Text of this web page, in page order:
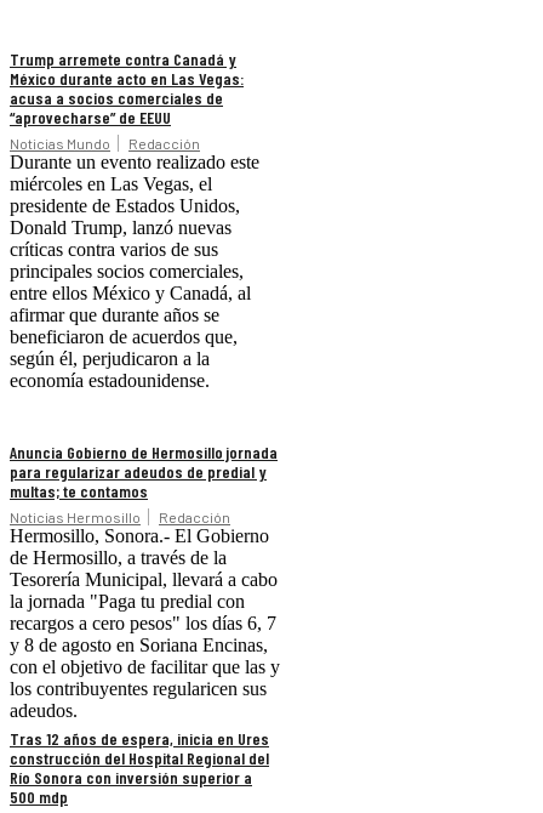
Trump arremete contra Canadá y
México durante acto en Las Vegas:
acusa a socios comerciales de
“aprovecharse” de EEUU
Noticias Mundo Redacción
Durante un evento realizado este
miércoles en Las Vegas, el
presidente de Estados Unidos,
Donald Trump, lanzó nuevas
críticas contra varios de sus
principales socios comerciales,
entre ellos México y Canadá, al
afirmar que durante años se
beneficiaron de acuerdos que,
según él, perjudicaron a la
economía estadounidense.
Anuncia Gobierno de Hermosillo jornada
para regularizar adeudos de predial y
multas; te contamos
Noticias Hermosillo Redacción
Hermosillo, Sonora.- El Gobierno
de Hermosillo, a través de la
Tesorería Municipal, llevará a cabo
la jornada "Paga tu predial con
recargos a cero pesos" los días 6, 7
y 8 de agosto en Soriana Encinas,
con el objetivo de facilitar que las y
los contribuyentes regularicen sus
adeudos.
Tras 12 años de espera, inicia en Ures
construcción del Hospital Regional del
Río Sonora con inversión superior a
500 mdp